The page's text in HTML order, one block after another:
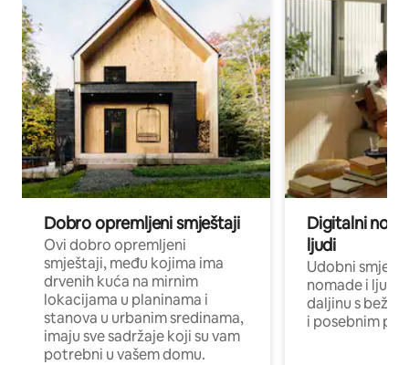
Dobro opremljeni smještaji
Ovi dobro opremljeni
smještaji, među kojima ima
drvenih kuća na mirnim
lokacijama u planinama i
stanova u urbanim sredinama,
imaju sve sadržaje koji su vam
potrebni u vašem domu.
Digitalni
ljudi
Udobni
nomade i ljude
daljinu s
i posebnim